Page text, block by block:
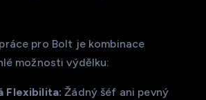
pro Bolt je kombinace
možnosti výdělku:
Flexibilita: Žádný šéf ani pevný